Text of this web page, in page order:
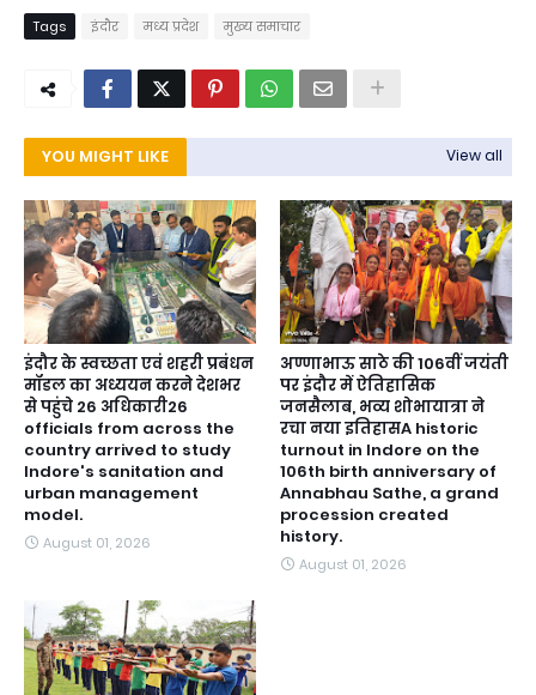
Tags इंदौर मध्य प्रदेश मुख्य समाचार
YOU MIGHT LIKE View all
इंदौर के स्वच्छता एवं शहरी प्रबंधन
मॉडल का अध्ययन करने देशभर
से पहुंचे 26 अधिकारी26
officials from across the
country arrived to study
Indore's sanitation and
urban management
model.
August 01, 2026
अण्णाभाऊ साठे की 106वीं जयंती
पर इंदौर में ऐतिहासिक
जनसैलाब, भव्य शोभायात्रा ने
रचा नया इतिहासA historic
turnout in Indore on the
106th birth anniversary of
Annabhau Sathe, a grand
procession created
history.
August 01, 2026